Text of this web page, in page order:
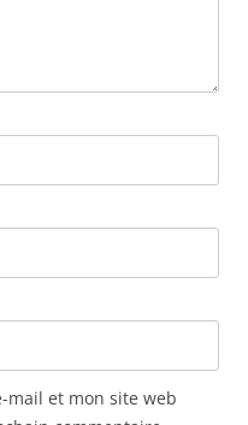
mail et mon site web